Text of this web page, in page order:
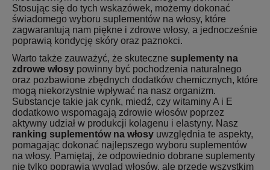
Stosując się do tych wskazówek, możemy dokonać
świadomego wyboru suplementów na włosy, które
zagwarantują nam piękne i zdrowe włosy, a jednocześnie
poprawią kondycję skóry oraz paznokci.
Warto także zauważyć, że skuteczne suplementy na
zdrowe włosy powinny być pochodzenia naturalnego
oraz pozbawione zbędnych dodatków chemicznych, które
mogą niekorzystnie wpływać na nasz organizm.
Substancje takie jak cynk, miedź, czy witaminy A i E
dodatkowo wspomagają zdrowie włosów poprzez
aktywny udział w produkcji kolagenu i elastyny. Nasz
ranking suplementów na włosy uwzględnia te aspekty,
pomagając dokonać najlepszego wyboru suplementów
na włosy. Pamiętaj, że odpowiednio dobrane suplementy
nie tylko poprawią wygląd włosów, ale przede wszystkim